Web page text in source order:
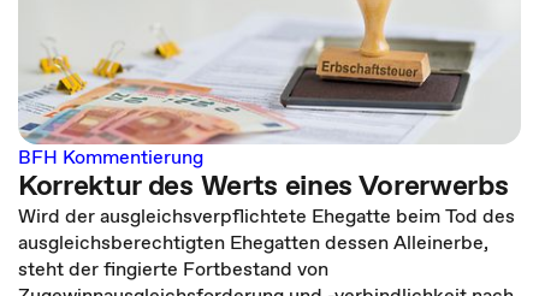
BFH Kommentierung
Korrektur des Werts eines Vorerwerbs
Wird der ausgleichsverpflichtete Ehegatte beim Tod des
ausgleichsberechtigten Ehegatten dessen Alleinerbe,
steht der fingierte Fortbestand von